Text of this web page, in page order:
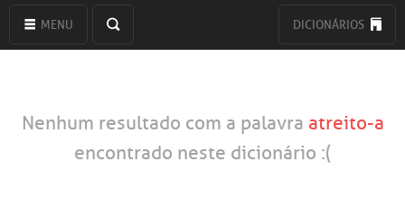
MENU DICIONÁRIOS
Nenhum resultado com a palavra atreito-a
encontrado neste dicionário :(